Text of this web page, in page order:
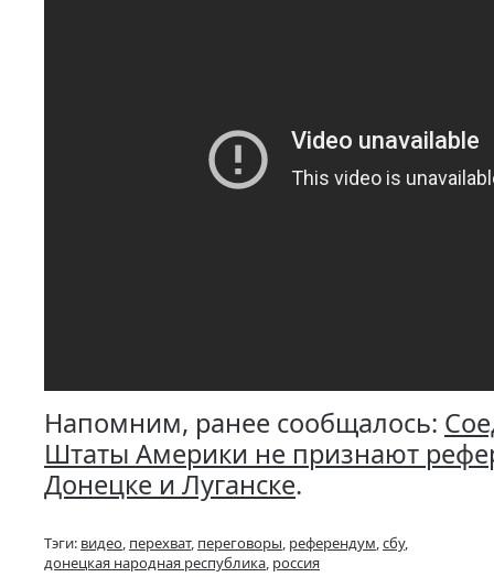
Напомним, ранее сообщалось:
Штаты Америки не признают
Донецке и Луганске.
Тэги: видео, перехват, переговоры, референдум,сбу,
донецкая народная республика, россия